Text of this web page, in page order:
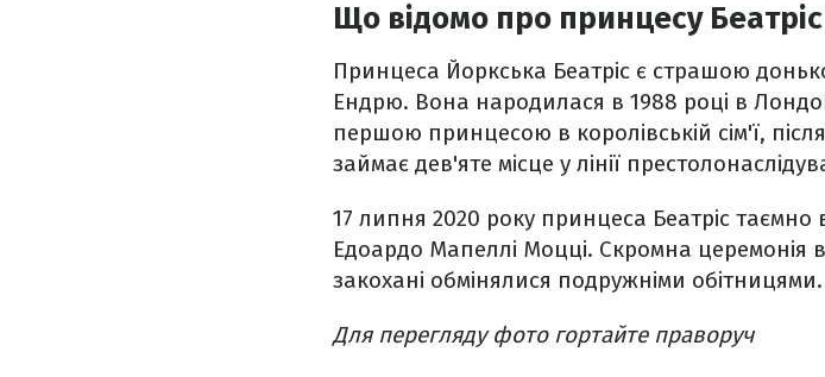
Що відомо про принцесу Беатріс
Принцеса Йоркська Беатріс є страшою
Ендрю. Вона народилася в 1988 році в
першою принцесою в королівській сім'ї,
займає дев'яте місце у лінії
17 липня 2020 року принцеса Беатріс таємно
Едоардо Мапеллі Моцці. Скромна церемонія
закохані обмінялися подружніми обітницями.
Для перегляду фото гортайте праворуч